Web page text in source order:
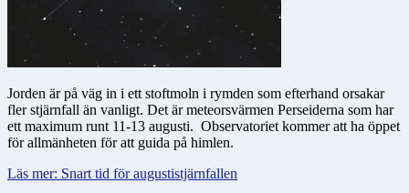
Jorden är på väg in i ett stoftmoln i rymden som efterhand orsakar
fler stjärnfall än vanligt. Det är meteorsvärmen Perseiderna som har
ett maximum runt 11-13 augusti. Observatoriet kommer att ha öppet
för allmänheten för att guida på himlen.
Läs mer: Snart tid för augustistjärnfallen